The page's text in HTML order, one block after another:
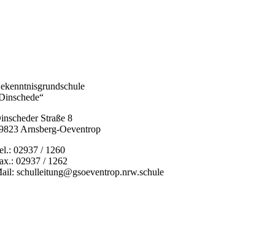
Straße 8
Arnsberg-Oeventrop
02937 / 1260
02937 / 1262
schulleitung@gsoeventrop.nrw.schule